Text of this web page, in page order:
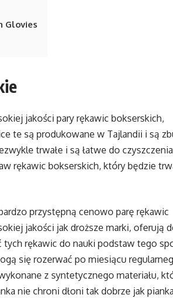
Glovies
jakości pary rękawic bokserskich,
te są produkowane w Tajlandii i są
trwałe i są łatwe do
rękawic bokserskich, który będzie
przystępną cenowo parę rękawic
jakości jak droższe marki, oferują
tych rękawic do nauki podstaw tego
się rozerwać po miesiącu
z syntetycznego materiału,
nie chroni dłoni tak dobrze jak